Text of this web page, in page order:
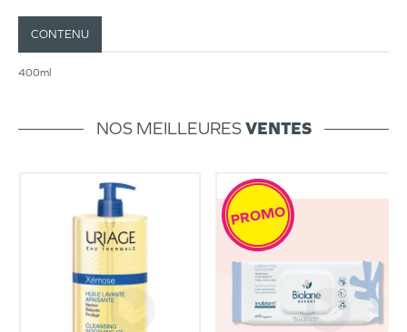
CONTENU
400ml
NOS MEILLEURESVENTES
PROMO